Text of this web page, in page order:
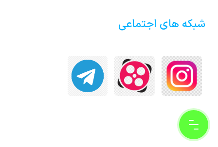
شبکه های اجتماعی